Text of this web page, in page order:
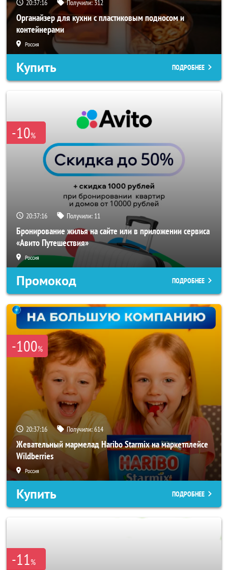
20:37:14 Получили: 312
Органайзер для кухни с пластиковым подносом и
контейнерами
Россия
Купить ПОДРОБНЕЕ
-10%
20:37:14 Получили: 11
Бронирование жилья на сайте или в приложении сервиса
«Авито Путешествия»
Россия
Промокод ПОДРОБНЕЕ
-100%
20:37:14 Получили:614
Жевательный мармелад Haribo Starmix на маркетплейсе
Wildberries
Россия
Купить ПОДРОБНЕЕ
-11%